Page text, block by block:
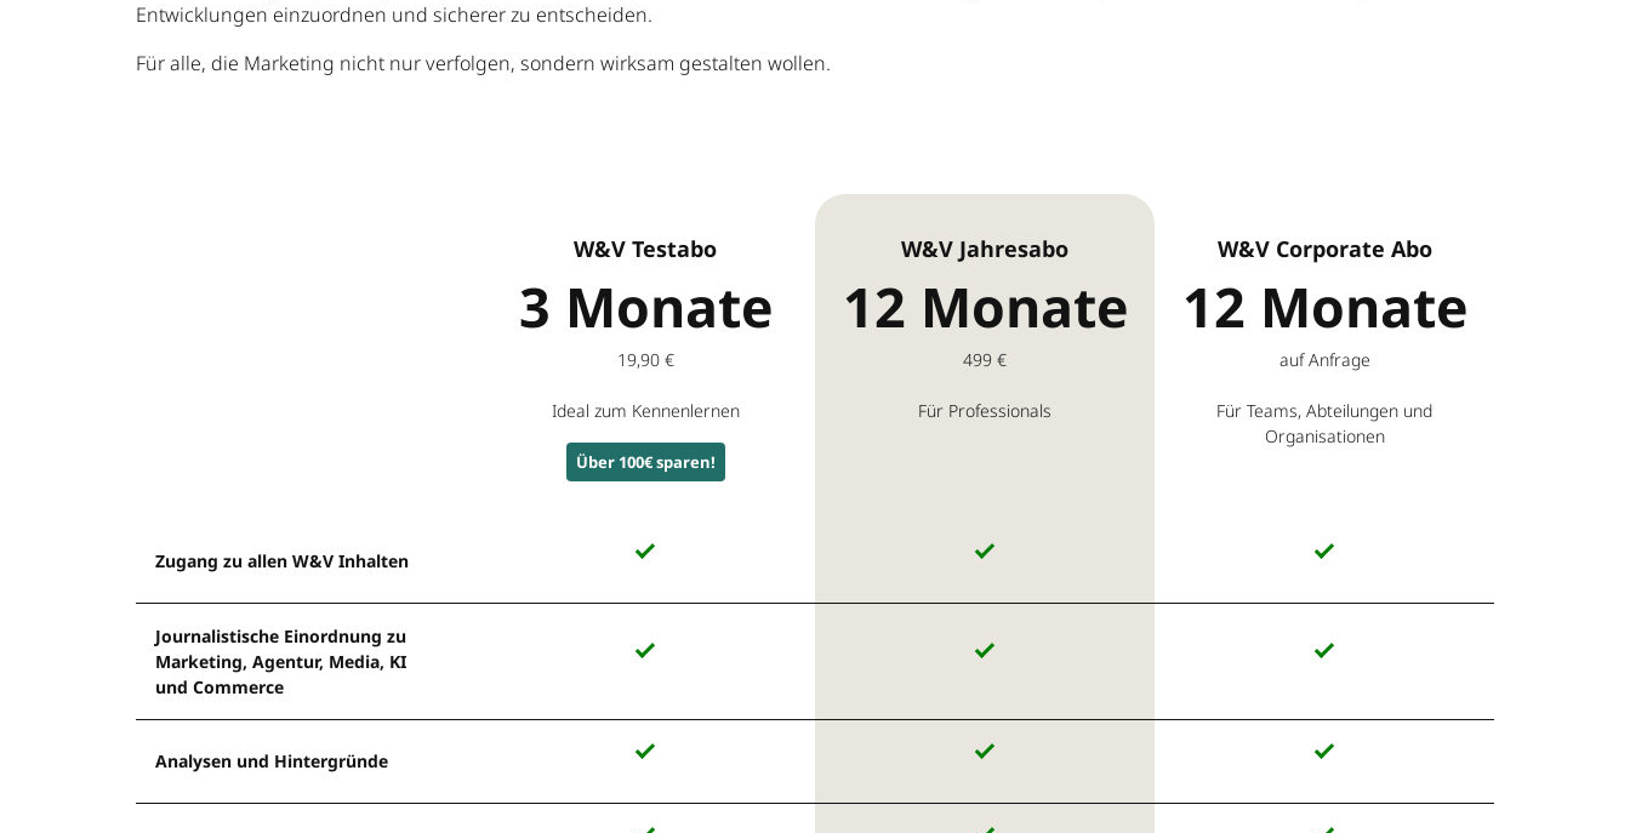
Entwicklungen einzuordnen und sicherer zu entscheiden.
Für alle, die Marketing nicht nur verfolgen, sondern wirksam gestalten wollen.
W&V Testabo
3 Monate
19,90 €
Ideal zum Kennenlernen
Über 100€ sparen!
W&V Jahresabo
12 Monate
499 €
Für Professionals
W&V Corporate Abo
12 Monate
auf Anfrage
Für Teams, Abteilungen und
Organisationen
Zugang zu allen W&V Inhalten
Journalistische Einordnung zu
Marketing, Agentur, Media, KI
und Commerce
Analysen und Hintergründe